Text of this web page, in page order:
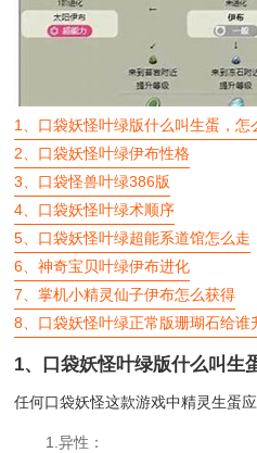
1、 口袋妖怪叶绿版什么叫生蛋，怎
2、 口袋妖怪叶绿伊布性格
3、 口袋怪兽叶绿386版
4、 口袋妖怪叶绿术顺序
5、 口袋妖怪叶绿超能系道馆怎么走
6、神奇宝贝叶绿伊布进化
7、掌机小精灵仙子伊布怎么获得
8、 口袋妖怪叶绿正常版珊瑚石给谁
1、 口袋妖怪叶绿版什么叫生
任何口袋妖怪这款游戏中精灵生蛋
1.异性：